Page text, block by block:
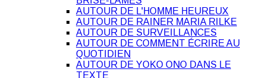
AUTOUR DE L'HOMME HEUREUX
AUTOUR DE RAINER MARIA RILKE
AUTOUR DE SURVEILLANCES
AUTOUR DE COMMENT ÉCRIRE AU
QUOTIDIEN
AUTOUR DE YOKO ONO DANS LE
TEXTE